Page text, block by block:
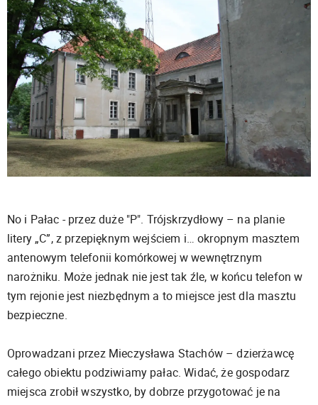
No i Pałac - przez duże "P". Trójskrzydłowy – na planie
litery „C”, z przepięknym wejściem i… okropnym masztem
antenowym telefonii komórkowej w wewnętrznym
narożniku. Może jednak nie jest tak źle, w końcu telefon w
tym rejonie jest niezbędnym a to miejsce jest dla masztu
bezpieczne.
Oprowadzani przez Mieczysława Stachów – dzierżawcę
całego obiektu podziwiamy pałac. Widać, że gospodarz
miejsca zrobił wszystko, by dobrze przygotować je na